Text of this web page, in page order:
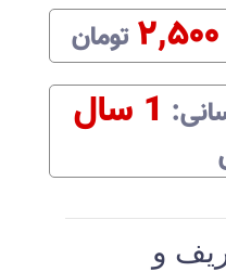
۲,۵۰۰ تومان
1 سال
و